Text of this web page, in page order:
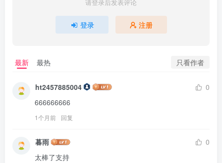
请登录后发表评论
登录 注册
最新 最热 只看作者
ht2457885004
0
666666666
1个月前 回复
暮雨
0
太棒了支持